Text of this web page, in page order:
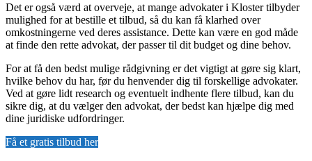
Det er også værd at overveje, at mange advokater i Kloster tilbyder
mulighed for at bestille et tilbud, så du kan få klarhed over
omkostningerne ved deres assistance. Dette kan være en god måde
at finde den rette advokat, der passer til dit budget og dine behov.
For at få den bedst mulige rådgivning er det vigtigt at gøre sig klart,
hvilke behov du har, før du henvender dig til forskellige advokater.
Ved at gøre lidt research og eventuelt indhente flere tilbud, kan du
sikre dig, at du vælger den advokat, der bedst kan hjælpe dig med
dine juridiske udfordringer.
Få et gratis tilbud her